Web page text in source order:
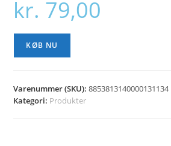
kr. 79,00
KØB NU
Varenummer (SKU):8853813140000131134
Kategori: Produkter